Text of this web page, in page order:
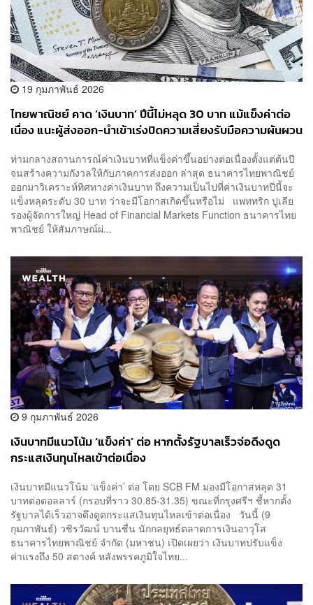
19 กุมภาพันธ์ 2026
ไทยพาณิชย์ คาด ‘เงินบาท’ ปีนี้ไม่หลุด 30 บาท แม้แข็งค่าต่อ
เนื่อง แนะผู้ส่งออก-นำเข้าเร่งปิดความเสี่ยงรับมือความผันผวน
ท่ามกลางสถานการณ์ค่าเงินบาทที่แข็งค่าขึ้นอย่างต่อเนื่องตั้งแต่ต้นปี
จนสร้างความกังวลให้กับภาคการส่งออก ล่าสุด ธนาคารไทยพาณิชย์
ออกมาวิเคราะห์ทิศทางค่าเงินบาท ถึงความเป็นไปที่ค่าเงินบาทปีนี้จะ
แข็งหลุดระดับ 30 บาท ว่าจะมีโอกาสเกิดขึ้นหรือไม่ แพททริก ปูเลีย
รองผู้จัดการใหญ่ Head of Financial Markets Function ธนาคารไทย
พาณิชย์ ให้สัมภาษณ์ผ่...
9 กุมภาพันธ์ 2026
เงินบาทมีแนวโน้ม ‘แข็งค่า’ ต่อ หากตั้งรัฐบาลเร็วจ่อดึงดูด
กระแสเงินทุนไหลเข้าต่อเนื่อง
เงินบาทมีแนวโน้ม ‘แข็งค่า’ ต่อ โดย SCB FM มองมีโอกาสหลุด 31
บาทต่อดอลลาร์ (กรอบที่ราว 30.85-31.35) ขณะที่กรุงศรีฯ ชี้หากตั้ง
รัฐบาลได้เร็วอาจดึงดูดกระแสเงินทุนไหลเข้าต่อเนื่อง วันนี้ (9
กุมภาพันธ์) วชิรวัฒน์ บานชื่น นักกลยุทธ์ตลาดการเงินอาวุโส
ธนาคารไทยพาณิชย์ จำกัด (มหาชน) เปิดเผยว่า เงินบาทปรับแข็ง
ค่าแรงถึง 50 สตางค์ หลังพรรคภูมิใจไทย...